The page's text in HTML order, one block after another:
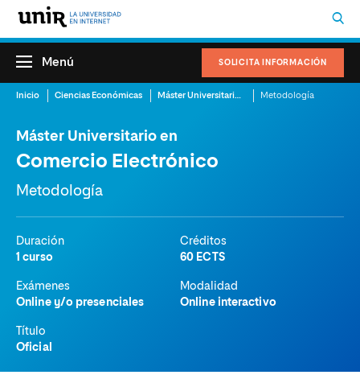
SOLICITA INFORMACIÓN
Menú
Inicio Ciencias Económicas Máster Universitario en Comercio Electrónico Metodología
Máster Universitario en
Comercio Electrónico
Metodología
Duración
1 curso
Créditos
60 ECTS
Exámenes
Online y/o presenciales
Modalidad
Online interactivo
Título
Oficial